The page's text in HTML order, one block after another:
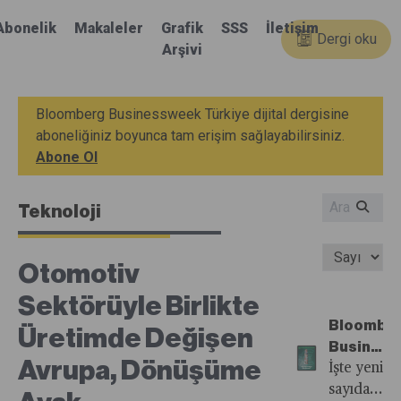
Makaleler
Grafik
Arşivi
SSS İletişim
Dergi oku
Bloomberg Businessweek Türkiye dijital dergisine
aboneliğiniz boyunca tam erişim sağlayabilirsiniz.
Abone Ol
Teknoloji
Otomotiv
Sektörüyle Birlikte
Üretimde Değişen
Avrupa, Dönüşüme
87.
İşte yeni
sayıdan